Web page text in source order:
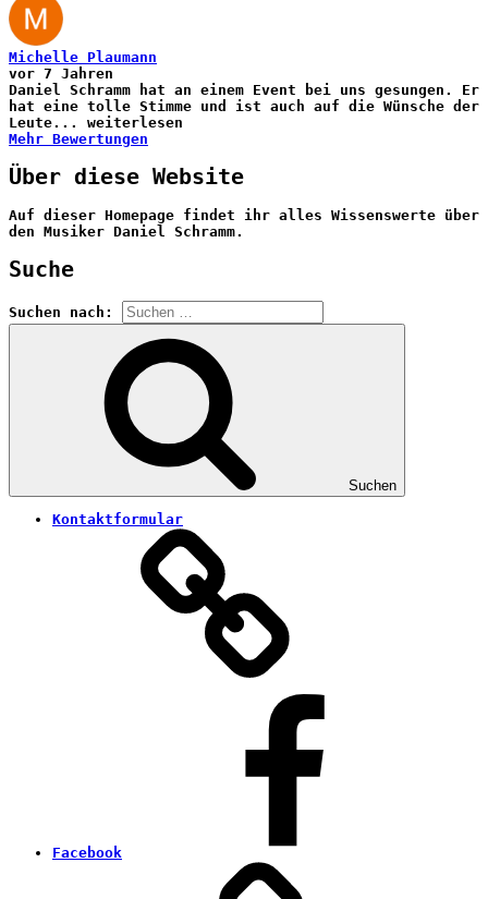
Michelle Plaumann
vor 7 Jahren
Daniel Schramm hat an einem Event bei uns gesungen. Er
hat eine tolle Stimme und ist auch auf die Wünsche der
Leute... weiterlesen
Mehr Bewertungen
Über diese Website
Auf dieser Homepage findet ihr alles Wissenswerte über
den Musiker Daniel Schramm.
Suche
Suchen nach:
Suchen
Kontaktformular
Facebook